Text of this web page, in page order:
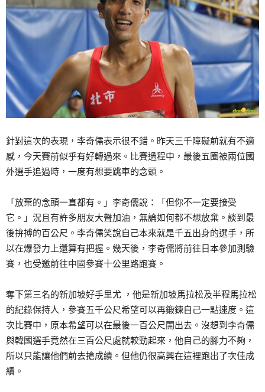
針對這次的表現，李奇儒表示很不錯。昨天三千障礙前就有不適
感，今天賽前似乎有好轉過來。比賽過程中，最後五圈被兩位國
外選手追過時，一度有想要跳車的念頭。
「放棄的念頭一直都有。」李奇儒說：「但你不一定要接受
它。」況且有許多朋友大聲加油，無論如何都不想放棄。談到最
後拚搏的百公尺。李奇儒笑說自己本來就是千五出身的選手，所
以在爆發力上還算有把握。幾天後，李奇儒將前往日本參加測驗
賽，也受邀前往中國參賽十公里路跑賽。
奪下第三名的新加坡好手里尤 ，他是新加坡馬拉松及半程馬拉松
的紀錄保持人，參賽五千公尺希望可以再鍛鍊自己一點速度。這
次比賽中，原本希望可以在最後一百公尺開出去。沒想到李奇儒
與韓國選手竟然在三百公尺處就較勁起來，他自己的腳力不夠，
所以只能讓他們前去搶成績。但他仍很高興在這裡跑出了次佳成
績。